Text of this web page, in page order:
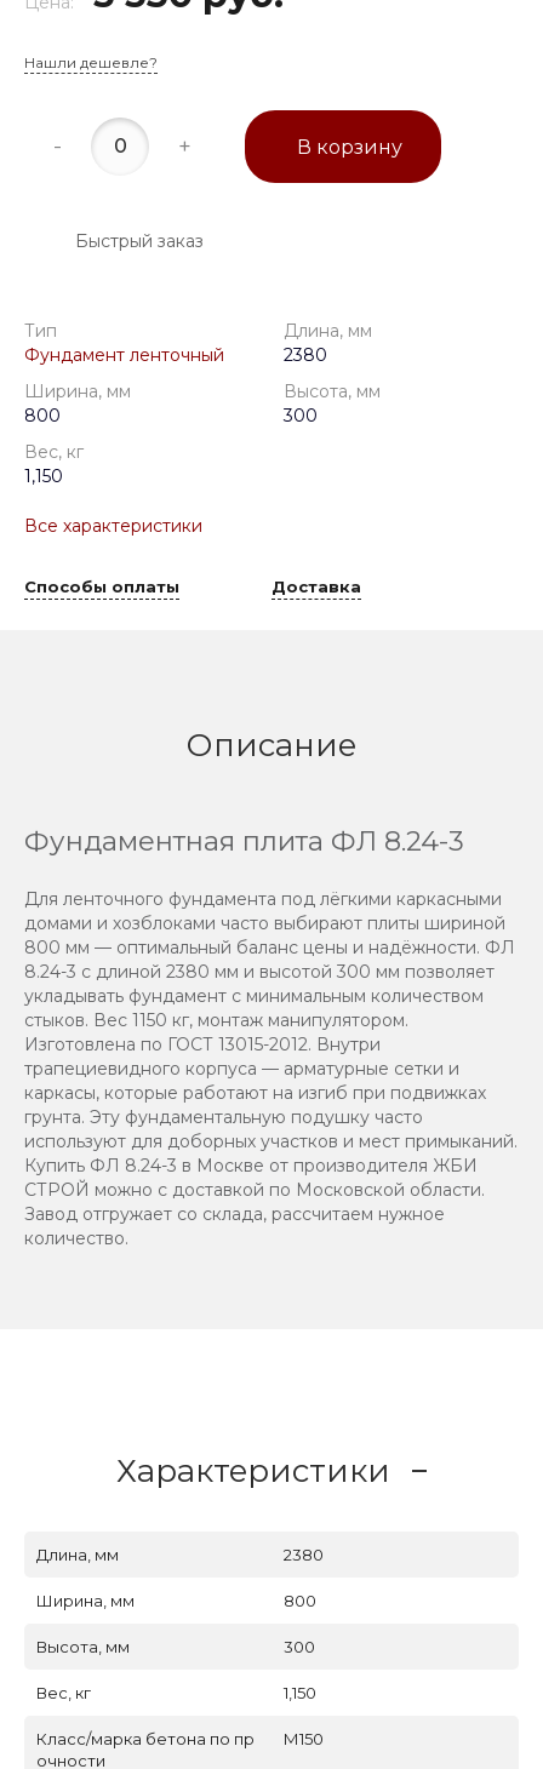
Нашли дешевле?
- + В корзину
Быстрый заказ
Тип
Фундамент ленточный
Длина, мм
2380
Ширина, мм
800
Высота, мм
300
Вес, кг
1,150
Все характеристики
Способы оплаты Доставка
Описание
Фундаментная плита ФЛ 8.24-3
Для ленточного фундамента под лёгкими каркасными
домами и хозблоками часто выбирают плиты шириной
800 мм — оптимальный баланс цены и надёжности. ФЛ
8.24-3 с длиной 2380 мм и высотой 300 мм позволяет
укладывать фундамент с минимальным количеством
стыков. Вес 1150 кг, монтаж манипулятором.
Изготовлена по ГОСТ 13015-2012. Внутри
трапециевидного корпуса — арматурные сетки и
каркасы, которые работают на изгиб при подвижках
грунта. Эту фундаментальную подушку часто
используют для доборных участков и мест примыканий.
Купить ФЛ 8.24-3 в Москве от производителя ЖБИ
СТРОЙ можно с доставкой по Московской области.
Завод отгружает со склада, рассчитаем нужное
количество.
Характеристики
Длина, мм 2380
Ширина, мм 800
Высота, мм 300
Вес, кг 1,150
Класс/марка бетона по пр
очности
М150